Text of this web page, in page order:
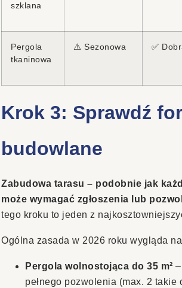
szklana
Pergola
tkaninowa
⚠️ Sezonowa ✅
Krok 3: Sprawdź
budowlane
Zabudowa tarasu – podobnie jak
może wymagać zgłoszenia lub
tego kroku to jeden z
Ogólna zasada w 2026 roku wygląda
Pergola wolnostojąca do 35 m²
pełnego pozwolenia (max. 2 takie